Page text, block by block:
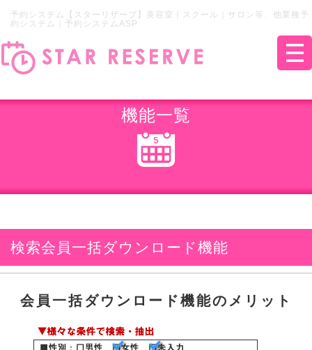
予約システム【スターリザーブ】美容室｜スクール｜サロン等、他業種予
約システム｜予約システムASP
機能一覧
検索会員一括ダウンロード機能
会員一括ダウンロード機能のメリット